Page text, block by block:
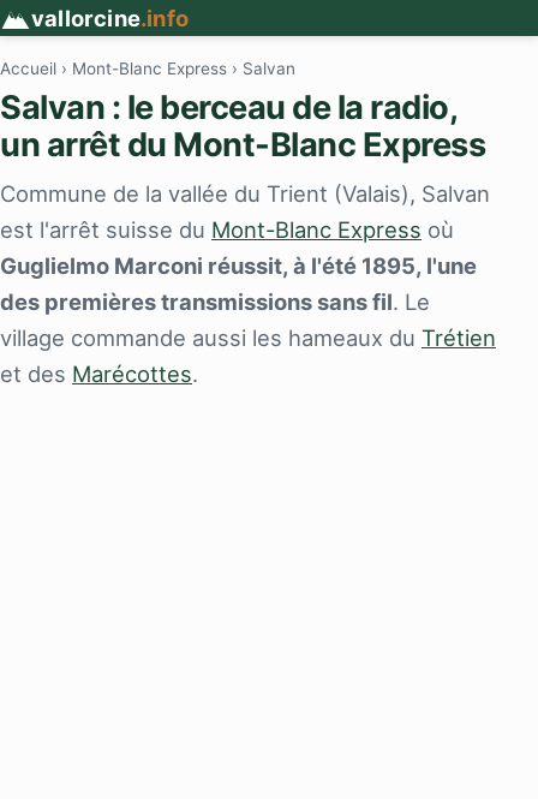
vallorcine.info
Accueil › Mont-Blanc Express › Salvan
Salvan : le berceau de la radio,
un arrêt du Mont-Blanc Express
Commune de la vallée du Trient (Valais), Salvan
est l'arrêt suisse du Mont-Blanc Express où
Guglielmo Marconi réussit, à l'été 1895, l'une
des premières transmissions sans fil. Le
village commande aussi les hameaux du Trétien
et des Marécottes.